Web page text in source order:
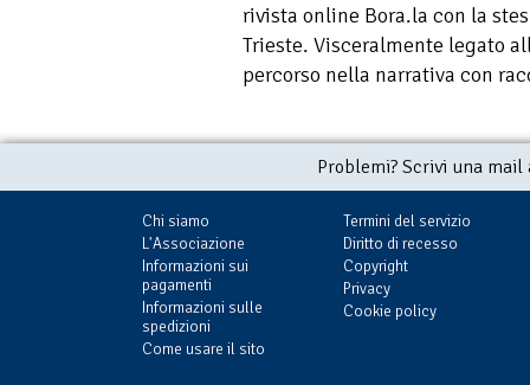
rivista online Bora.la con la
Trieste. Visceralmente legato
percorso nella narrativa con
Problemi? Scrivi una
Chi siamo
L'Associazione
Informazioni sui
pagamenti
Informazioni sulle
spedizioni
Come usare il sito
Termini del servizio
Diritto di recesso
Copyright
Privacy
Cookie policy